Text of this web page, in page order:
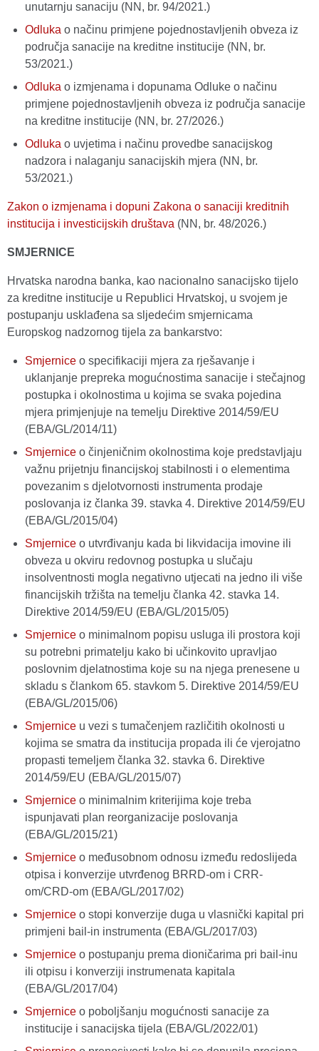
unutarnju sanaciju (NN, br. 94/2021.)
Odluka o načinu primjene pojednostavljenih obveza iz
područja sanacije na kreditne institucije (NN, br.
53/2021.)
Odluka o izmjenama i dopunama Odluke o načinu
primjene pojednostavljenih obveza iz područja sanacije
na kreditne institucije (NN, br. 27/2026.)
Odluka o uvjetima i načinu provedbe sanacijskog
nadzora i nalaganju sanacijskih mjera (NN, br.
53/2021.)
Zakon o izmjenama i dopuni Zakona o sanaciji kreditnih
institucija i investicijskih društava (NN, br. 48/2026.)
SMJERNICE
Hrvatska narodna banka, kao nacionalno sanacijsko tijelo
za kreditne institucije u Republici Hrvatskoj, u svojem je
postupanju usklađena sa sljedećim smjernicama
Europskog nadzornog tijela za bankarstvo:
Smjernice o specifikaciji mjera za rješavanje i
uklanjanje prepreka mogućnostima sanacije i stečajnog
postupka i okolnostima u kojima se svaka pojedina
mjera primjenjuje na temelju Direktive 2014/59/EU
(EBA/GL/2014/11)
Smjernice o činjeničnim okolnostima koje predstavljaju
važnu prijetnju financijskoj stabilnosti i o elementima
povezanim s djelotvornosti instrumenta prodaje
poslovanja iz članka 39. stavka 4. Direktive 2014/59/EU
(EBA/GL/2015/04)
Smjernice o utvrđivanju kada bi likvidacija imovine ili
obveza u okviru redovnog postupka u slučaju
insolventnosti mogla negativno utjecati na jedno ili više
financijskih tržišta na temelju članka 42. stavka 14.
Direktive 2014/59/EU (EBA/GL/2015/05)
Smjernice o minimalnom popisu usluga ili prostora koji
su potrebni primatelju kako bi učinkovito upravljao
poslovnim djelatnostima koje su na njega prenesene u
skladu s člankom 65. stavkom 5. Direktive 2014/59/EU
(EBA/GL/2015/06)
Smjernice u vezi s tumačenjem različitih okolnosti u
kojima se smatra da institucija propada ili će vjerojatno
propasti temeljem članka 32. stavka 6. Direktive
2014/59/EU (EBA/GL/2015/07)
Smjernice o minimalnim kriterijima koje treba
ispunjavati plan reorganizacije poslovanja
(EBA/GL/2015/21)
Smjernice o međusobnom odnosu između redoslijeda
otpisa i konverzije utvrđenog BRRD-om i CRR-
om/CRD-om (EBA/GL/2017/02)
Smjernice o stopi konverzije duga u vlasnički kapital pri
primjeni bail-in instrumenta (EBA/GL/2017/03)
Smjernice o postupanju prema dioničarima pri bail-inu
ili otpisu i konverziji instrumenata kapitala
(EBA/GL/2017/04)
Smjernice o poboljšanju mogućnosti sanacije za
institucije i sanacijska tijela (EBA/GL/2022/01)